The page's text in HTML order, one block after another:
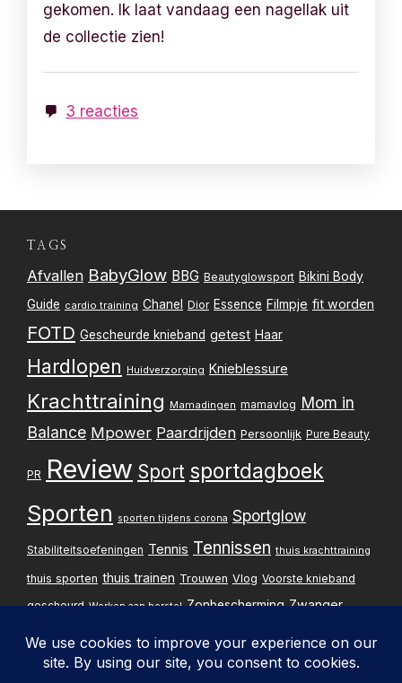
gekomen. Ik laat vandaag een nagellak uit
de collectie zien!
3 reacties
TAGS
Afvallen BabyGlow BBG Beautyglowsport Bikini Body
Guide cardio training Chanel Dior Essence Filmpje fit worden
FOTD Gescheurde knieband getest Haar
Hardlopen Huidverzorging Knieblessure
Krachttraining Mamadingen mamavlog Mom in
Balance Mpower Paardrijden Persoonlijk Pure Beauty
PR Review Sport sportdagboek
Sporten sporten tijdens corona Sportglow
Stabiliteitsoefeningen Tennis Tennissen thuis krachttraining
thuis sporten thuis trainen Trouwen Vlog Voorste knieband
gescheurd Werken aan herstel Zonbescherming Zwanger